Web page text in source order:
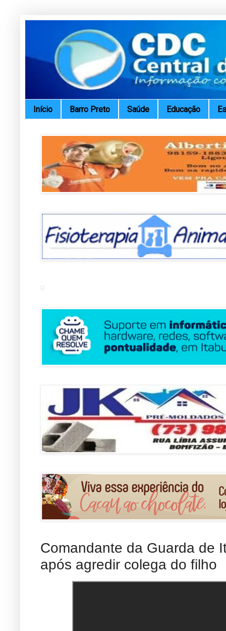
Início Barro Preto Saúde Educação
Comandante da Guarda de
após agredir colega do filho